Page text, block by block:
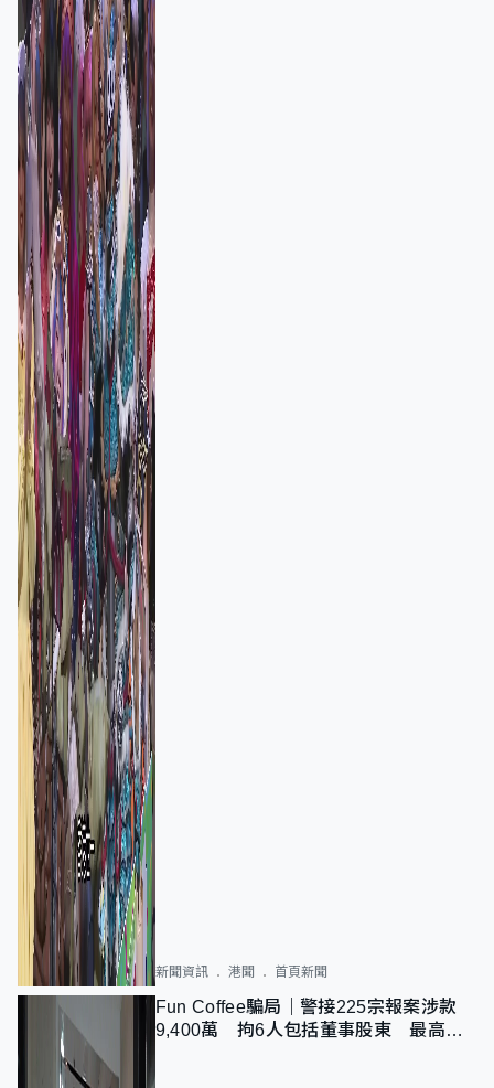
新聞資訊 港聞 首頁新聞
Fun Coffee騙局｜警接225宗報案涉款
9,400萬 拘6人包括董事股東 最高金